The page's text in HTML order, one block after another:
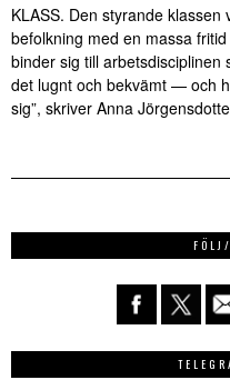
KLASS. Den styrande
befolkning med en massa
binder sig till
det lugnt och bekvämt — och
sig”, skriver Anna